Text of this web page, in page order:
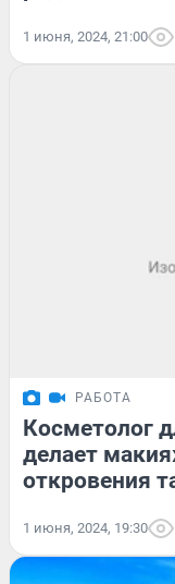
1 июня, 2024, 21:00
РАБОТА
Косметолог
делает
откровения
1 июня, 2024, 19:30